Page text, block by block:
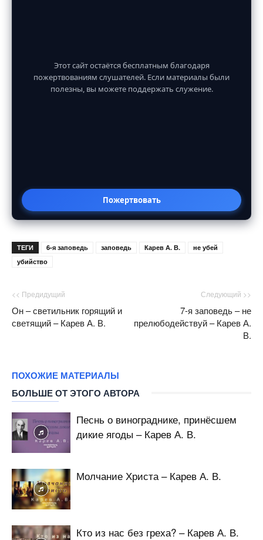
Этот сайт остаётся бесплатным благодаря
пожертвованиям слушателей. Если материалы были
полезны, вы можете поддержать служение.
Пожертвовать
ТЕГИ 6-я заповедь заповедь Карев А. В.
не убей
убийство
<< Предидущий
Он – светильник горящий и
светящий – Карев А. В.
Следующий >>
7-я заповедь – не
прелюбодействуй – Карев А.
В.
ПОХОЖИЕ МАТЕРИАЛЫ
БОЛЬШЕ ОТ ЭТОГО АВТОРА
Песнь о винограднике, принёсшем
дикие ягоды – Карев А. В.
Молчание Христа – Карев А. В.
Кто из нас без греха? – Карев А. В.